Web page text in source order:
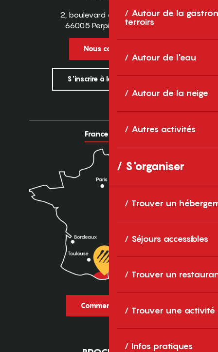
Autour de la
terroirs
Autour de l'eau
Autour de la neige
Autres activités
S'organiser
Trouver un
Séjours accessibles
Trouver un
Trouver une activité
Infos pratiques
2, boulevard des Pyrénées
66005 Perpignan Cedex
Nous contacter
S'inscrire à la newsletter
France Europe
Comment venir ?